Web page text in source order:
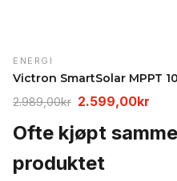
ENERGI
2.989,00kr Opprinnelig
var:
2.989,00kr.
2.599,00kr
er:
Ofte kjøpt
produktet